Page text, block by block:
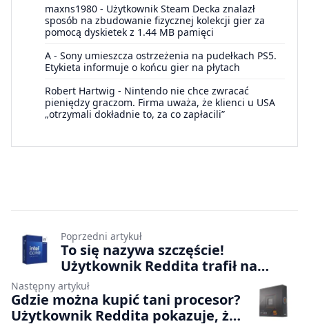
maxns1980 - Użytkownik Steam Decka znalazł
sposób na zbudowanie fizycznej kolekcji gier za
pomocą dyskietek z 1.44 MB pamięci
A - Sony umieszcza ostrzeżenia na pudełkach PS5.
Etykieta informuje o końcu gier na płytach
Robert Hartwig - Nintendo nie chce zwracać
pieniędzy graczom. Firma uważa, że klienci u USA
„otrzymali dokładnie to, za co zapłacili”
Poprzedni artykuł
To się nazywa szczęście!
Użytkownik Reddita trafił na
procesor Intela za śmieszne
pieniądze
Następny artykuł
Gdzie można kupić tani procesor?
Użytkownik Reddita pokazuje, że